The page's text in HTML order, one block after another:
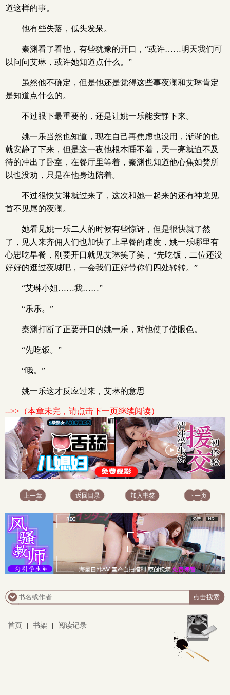
道这样的事。
他有些失落，低头发呆。
秦渊看了看他，有些犹豫的开口，“或许……明天我们可
以问问艾琳，或许她知道点什么。”
虽然他不确定，但是他还是觉得这些事夜澜和艾琳肯定
是知道点什么的。
不过眼下最重要的，还是让姚一乐能安静下来。
姚一乐当然也知道，现在自己再焦虑也没用，渐渐的也
就安静了下来，但是这一夜他根本睡不着，天一亮就迫不及
待的冲出了卧室，在餐厅里等着，秦渊也知道他心焦如焚所
以也没劝，只是在他身边陪着。
不过很快艾琳就过来了，这次和她一起来的还有神龙见
首不见尾的夜澜。
她看见姚一乐二人的时候有些惊讶，但是很快就了然
了，见人来齐佣人们也加快了上早餐的速度，姚一乐哪里有
心思吃早餐，刚要开口就见艾琳笑了笑，“先吃饭，二位还没
好好的逛过夜城吧，一会我们正好带你们四处转转。”
“艾琳小姐……我……”
“乐乐。”
秦渊打断了正要开口的姚一乐，对他使了使眼色。
“先吃饭。”
“哦。”
姚一乐这才反应过来，艾琳的意思
-->>（本章未完，请点击下一页继续阅读）
上一章 返回目录 加入书签 下一页
首页 书架 阅读记录